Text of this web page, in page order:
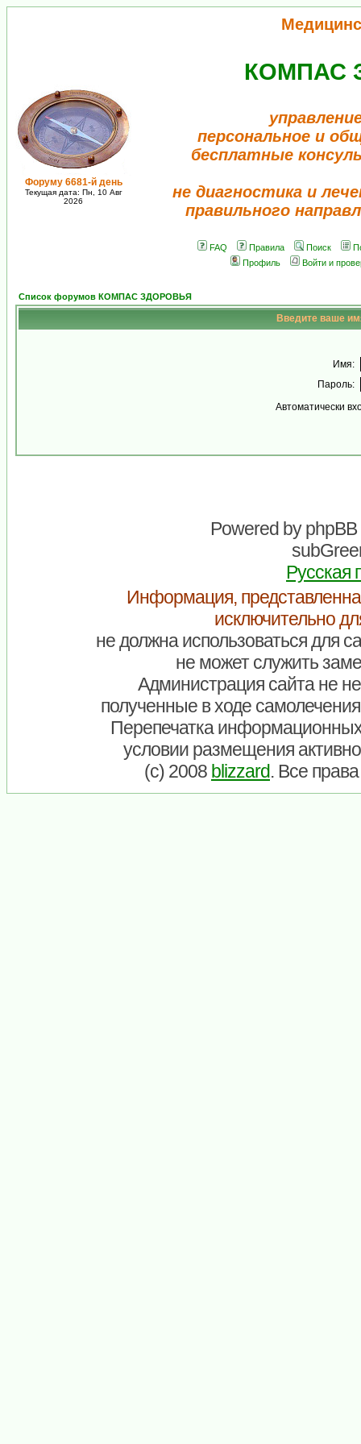
Форуму 6681-й день
Текущая дата: Пн, 10 Авг
2026
КОМПАС
персональное и
бесплатные
не диагностика и
правильного
FAQ Правила Поиск
Профиль
Войти и
Список форумов КОМПАС ЗДОРОВЬЯ
Введите ваше
Имя:
Пароль:
Автоматически
Powered byphpBB
Русская
Информация,
исключительно
не должна использоваться для
не может служить
Администрация сайта не
полученные в ходе
Перепечатка
условии размещения
(c) 2008 blizzard. Все